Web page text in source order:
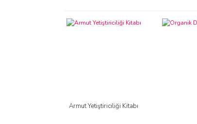
Armut Yetiştiriciliği Kitabı